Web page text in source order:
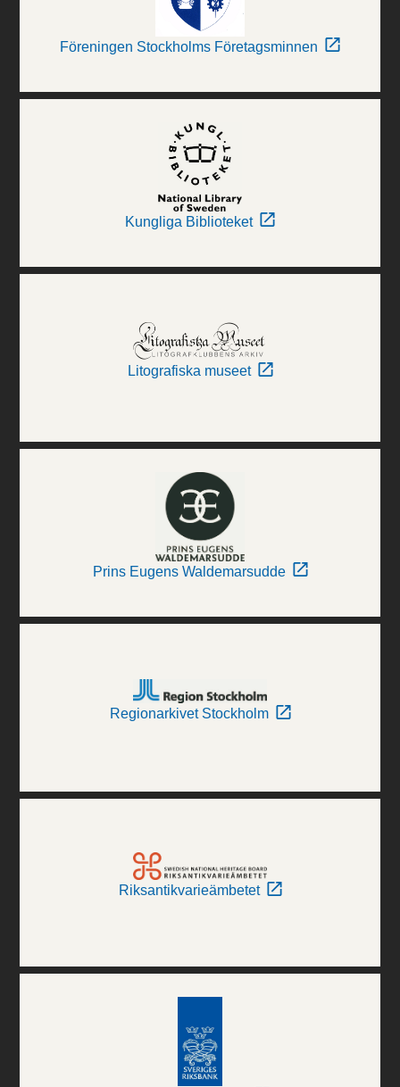
Föreningen Stockholms Företagsminnen
Kungliga Biblioteket
Litografiska museet
Prins Eugens Waldemarsudde
Regionarkivet Stockholm
Riksantikvarieämbetet